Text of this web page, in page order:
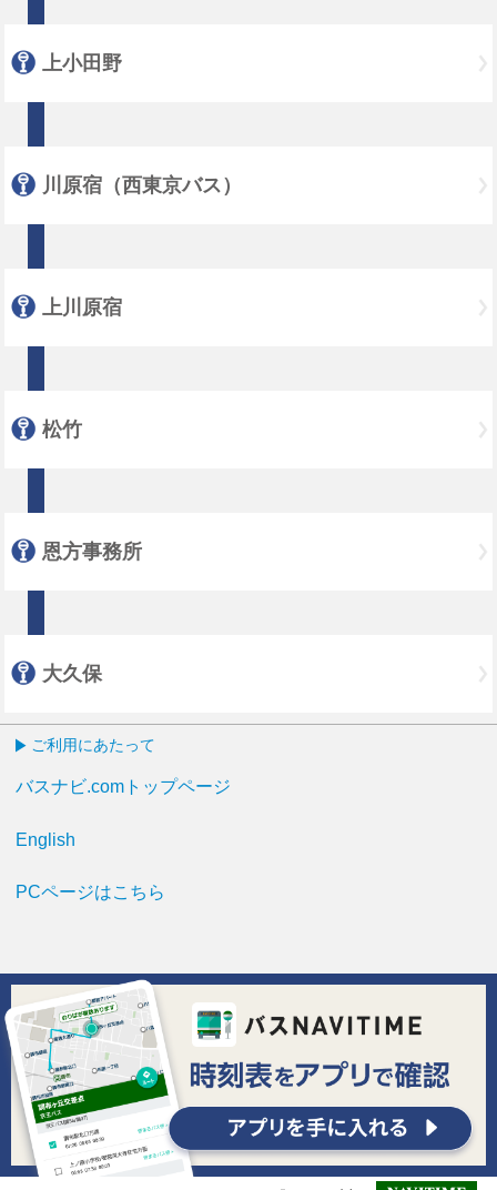
上小田野
川原宿（西東京バス）
上川原宿
松竹
恩方事務所
大久保
ご利用にあたって
バスナビ.comトップページ
English
PCページはこちら